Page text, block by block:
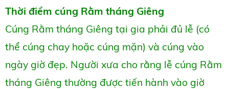
Thời điểm cúng Rằm tháng Giêng
Cúng Rằm tháng Giêng tại gia phải đủ lễ (có
thể cúng chay hoặc cúng mặn) và cúng vào
ngày giờ đẹp. Người xưa cho rằng lễ cúng Rằm
tháng Giêng thường được tiến hành vào giờ